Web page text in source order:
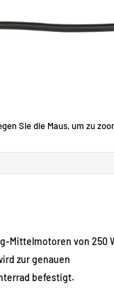
Sie die Maus, um zu
Mittelmotoren von 250
zur genauen
befestigt.